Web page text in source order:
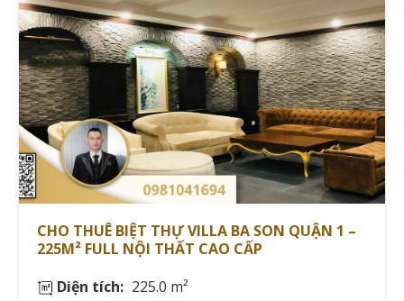
Cho thuê căn
hộ The Marq
28 - 110
Triệu/ Tháng
58 - 148 1 - 4
Cho thuê căn
hộ Vinhomes
Golden River
16 - 80 Triệu/
Tháng
46 - 160 1 - 4
Phương thức thanh toán và quy trình đặt
cọc 📝
The Marq Quận 1:
🔹 Studio (50m²):
Giá thuê: 35-45tr/tháng
CHO THUÊ BIỆT THỰ VILLA BA SON QUẬN 1 –
225M² FULL NỘI THẤT CAO CẤP
Diện tích: 225.0 m²